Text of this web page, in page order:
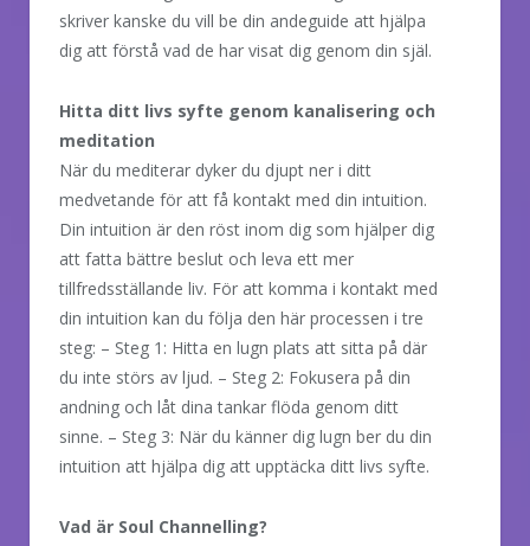
skriver kanske du vill be din andeguide att hjälpa
dig att förstå vad de har visat dig genom din själ.
Hitta ditt livs syfte genom kanalisering och
meditation
När du mediterar dyker du djupt ner i ditt
medvetande för att få kontakt med din intuition.
Din intuition är den röst inom dig som hjälper dig
att fatta bättre beslut och leva ett mer
tillfredsställande liv. För att komma i kontakt med
din intuition kan du följa den här processen i tre
steg: – Steg 1: Hitta en lugn plats att sitta på där
du inte störs av ljud. – Steg 2: Fokusera på din
andning och låt dina tankar flöda genom ditt
sinne. – Steg 3: När du känner dig lugn ber du din
intuition att hjälpa dig att upptäcka ditt livs syfte.
Vad är Soul Channelling?